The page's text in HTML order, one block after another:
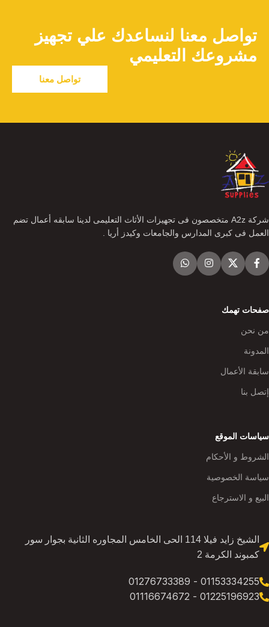
تواصل معنا لنساعدك علي تجهيز
مشروعك التعليمي
تواصل معنا
شركة A2z متخصصون فى تجهيزات الأثاث التعليمى لدينا سابقه أعمال تضم
العمل فى كبرى المدارس والجامعات وكيدز أريا .
صفحات تهمك
من نحن
المدونة
سابقة الأعمال
إتصل بنا
سياسات الموقع
الشروط و الأحكام
سياسة الخصوصية
البيع و الاسترجاع
الشيخ زايد فيلا 114 الحى الخامس المجاوره الثانية بجوار سور
كمبوند الكرمة 2
01153334255 - 01276733389
01225196923 - 01116674672